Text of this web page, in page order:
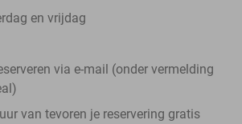
en vrijdag
via e-mail (onder vermelding
van tevoren je reservering gratis